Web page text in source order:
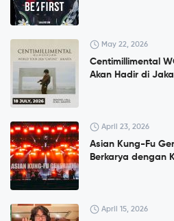
May 22, 2026
Centimillimental
Akan Hadir di
April 23, 2026
Asian Kung-Fu
Berkarya dengan
April 15, 2026